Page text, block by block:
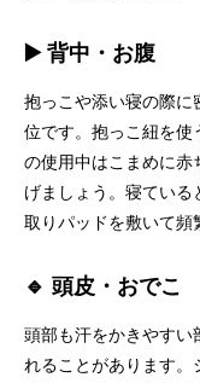
▶️ 背中・お腹
抱っこや添い寝の際に
位です。抱っこ紐を使
の使用中はこまめに赤
げましょう。寝てい
取りパッドを敷いて頻
🔹 頭皮・おでこ
頭部も汗をかきやすい
れることがあります。